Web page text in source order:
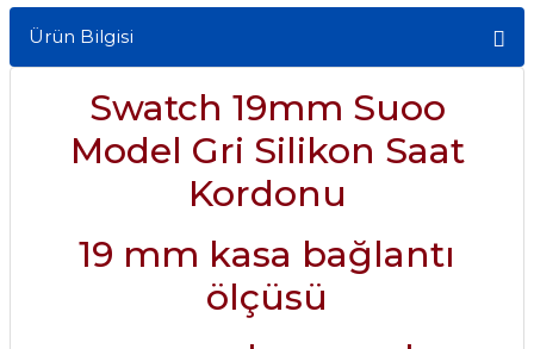
Ürün Bilgisi
Swatch 19mm Suoo
Model Gri Silikon Saat
Kordonu
19 mm kasa bağlantı
ölçüsü